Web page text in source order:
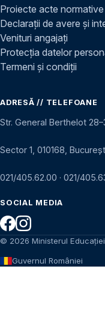
Proiecte acte normative
Declarații de avere și
Venituri angajați
Protecția datelor
Termeni și condiții
ADRESĂ // TELEFOANE
Str. General Berthelot
Sector 1, 010168,
021/405.62.00 · 021/
SOCIAL MEDIA
© 2026 Ministerul
Guvernul României